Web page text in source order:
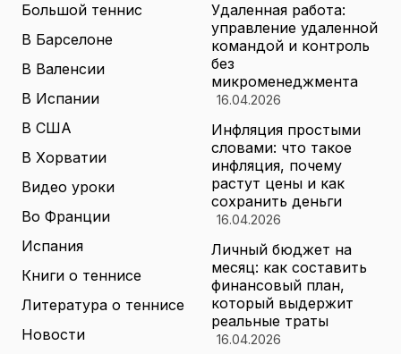
Большой теннис
В Барселоне
В Валенсии
В Испании
В США
В Хорватии
Видео уроки
Во Франции
Испания
Книги о теннисе
Литература о теннисе
Новости
Удаленная работа:
управление удаленной
командой и контроль
без
микроменеджмента
16.04.2026
Инфляция простыми
словами: что такое
инфляция, почему
растут цены и как
сохранить деньги
16.04.2026
Личный бюджет на
месяц: как составить
финансовый план,
который выдержит
реальные траты
16.04.2026